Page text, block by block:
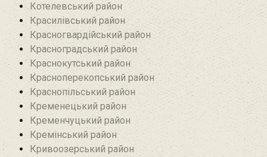
Котелевський район
Красилівський район
Красногвардійський район
Красноградський район
Краснокутський район
Красноперекопський район
Краснопільський район
Кременецький район
Кременчуцький район
Кремінський район‎
Кривоозерський район‎